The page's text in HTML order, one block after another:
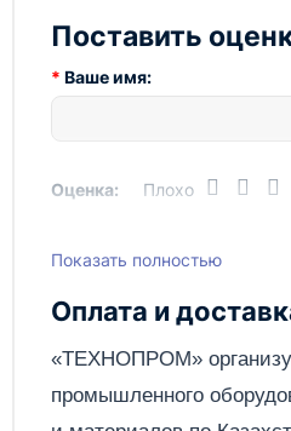
Поставить
Ваше имя:
Оценка: Плохо
Написать отзыв
Показать полностью
Оплата и
«ТЕХНОПРОМ»
промышленного